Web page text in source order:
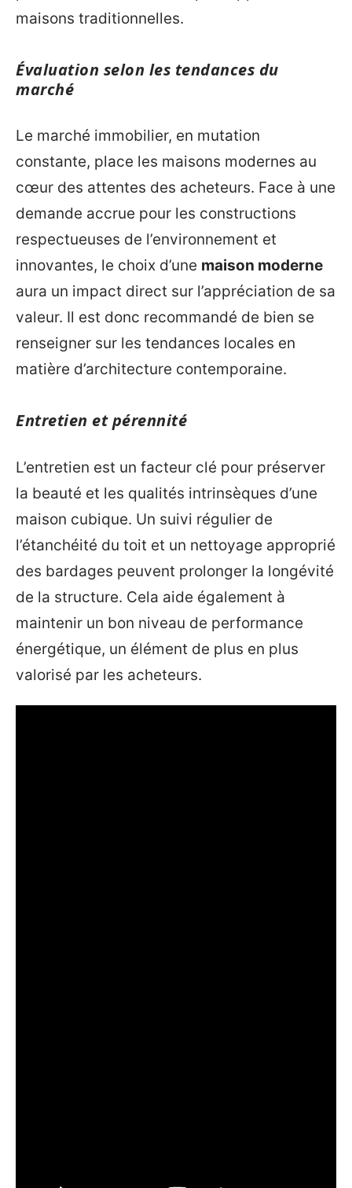
maisons traditionnelles.
Évaluation selon les tendances du
marché
Le marché immobilier, en mutation
constante, place les maisons modernes au
cœur des attentes des acheteurs. Face à une
demande accrue pour les constructions
respectueuses de l’environnement et
innovantes, le choix d’une maison moderne
aura un impact direct sur l’appréciation de sa
valeur. Il est donc recommandé de bien se
renseigner sur les tendances locales en
matière d’architecture contemporaine.
Entretien et pérennité
L’entretien est un facteur clé pour préserver
la beauté et les qualités intrinsèques d’une
maison cubique. Un suivi régulier de
l’étanchéité du toit et un nettoyage approprié
des bardages peuvent prolonger la longévité
de la structure. Cela aide également à
maintenir un bon niveau de performance
énergétique, un élément de plus en plus
valorisé par les acheteurs.